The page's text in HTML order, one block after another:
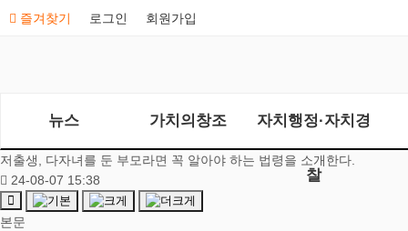
즐겨찾기 로그인 회원가입
뉴스 가치의창조 자치행정·자치경
찰
저출생, 다자녀를 둔 부모라면 꼭 알아야 하는 법령을 소개한다.
24-08-07 15:38
본문